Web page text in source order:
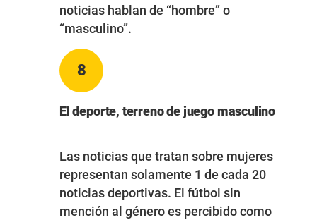
noticias hablan de “hombre” o
“masculino”.
8
El deporte, terreno de juego masculino
Las noticias que tratan sobre mujeres
representan solamente 1 de cada 20
noticias deportivas. El fútbol sin
mención al género es percibido como